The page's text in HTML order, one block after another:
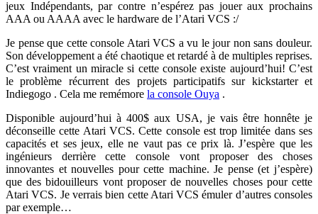
jeux Indépendants, par contre n’espérez pas jouer aux prochains
AAA ou AAAA avec le hardware de l’Atari VCS :/
Je pense que cette console Atari VCS a vu le jour non sans douleur.
Son développement a été chaotique et retardé à de multiples reprises.
C’est vraiment un miracle si cette console existe aujourd’hui! C’est
le problème récurrent des projets participatifs sur kickstarter et
Indiegogo . Cela me remémore la console Ouya .
Disponible aujourd’hui à 400$ aux USA, je vais être honnête je
déconseille cette Atari VCS. Cette console est trop limitée dans ses
capacités et ses jeux, elle ne vaut pas ce prix là. J’espère que les
ingénieurs derrière cette console vont proposer des choses
innovantes et nouvelles pour cette machine. Je pense (et j’espère)
que des bidouilleurs vont proposer de nouvelles choses pour cette
Atari VCS. Je verrais bien cette Atari VCS émuler d’autres consoles
par exemple…